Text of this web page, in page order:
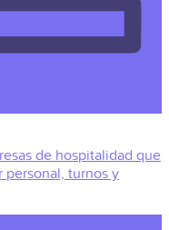
de hospitalidad que
personal, turnos y